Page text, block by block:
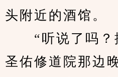
头附近的酒馆。
“听说了吗？
圣佑修道院那边